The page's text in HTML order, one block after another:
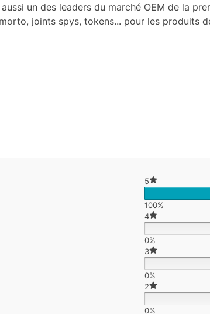
un des leaders du marché OEM de la
joints spys, tokens... pour les produits
5
100%
4
0%
3
0%
2
0%